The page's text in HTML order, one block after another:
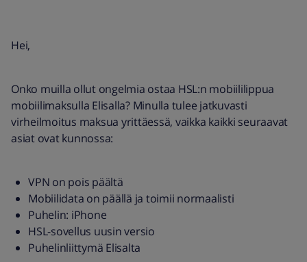
Hei,
Onko muilla ollut ongelmia ostaa HSL:n mobiililippua
mobiilimaksulla Elisalla? Minulla tulee jatkuvasti
virheilmoitus maksua yrittäessä, vaikka kaikki seuraavat
asiat ovat kunnossa:
VPN on pois päältä
Mobiilidata on päällä ja toimii normaalisti
Puhelin: iPhone
HSL-sovellus uusin versio
Puhelinliittymä Elisalta